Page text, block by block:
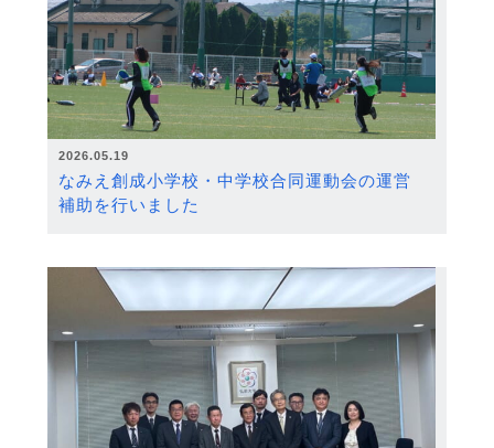
2026.05.19
なみえ創成小学校・中学校合同運動会の運営
補助を行いました